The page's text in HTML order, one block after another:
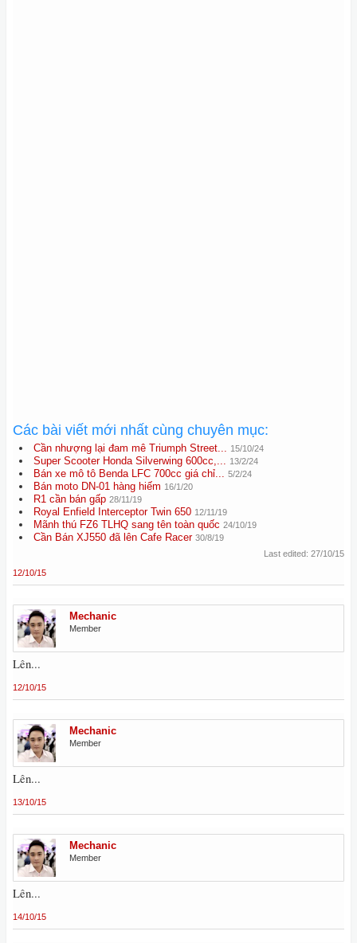
Các bài viết mới nhất cùng chuyên mục:
Cần nhượng lại đam mê Triumph Street... 15/10/24
Super Scooter Honda Silverwing 600cc,... 13/2/24
Bán xe mô tô Benda LFC 700cc giá chỉ... 5/2/24
Bán moto DN-01 hàng hiếm 16/1/20
R1 cần bán gấp 28/11/19
Royal Enfield Interceptor Twin 650 12/11/19
Mãnh thú FZ6 TLHQ sang tên toàn quốc 24/10/19
Cần Bán XJ550 đã lên Cafe Racer 30/8/19
Last edited: 27/10/15
12/10/15
Mechanic
Member
Lên...
12/10/15
Mechanic
Member
Lên...
13/10/15
Mechanic
Member
Lên...
14/10/15